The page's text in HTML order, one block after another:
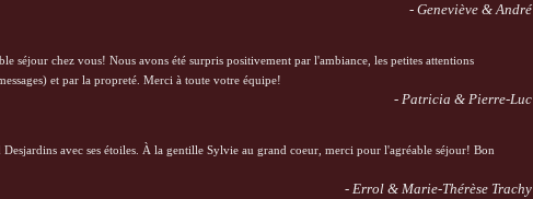
- Geneviève & André
séjour chez vous! Nous avons été surpris positivement par l'ambiance, les petites attentions
et par la propreté. Merci à toute votre équipe!
- Patricia & Pierre-Luc
Desjardins avec ses étoiles. À la gentille Sylvie au grand coeur, merci pour l'agréable séjour! Bon
- Errol & Marie-Thérèse Trachy